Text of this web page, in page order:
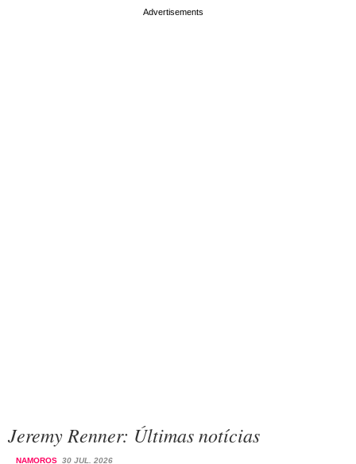
Jeremy Renner: Últimas notícias
NAMOROS 30 JUL. 2026